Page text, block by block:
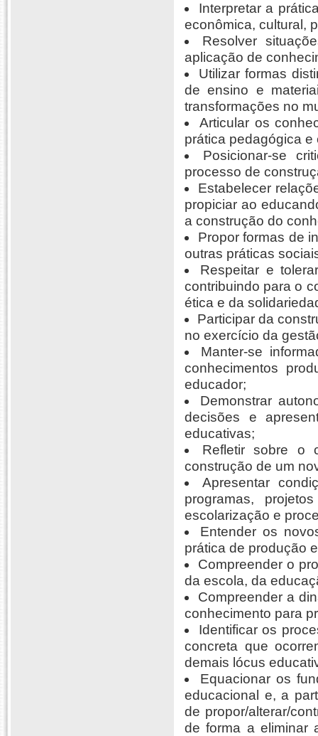
Interpretar a
econômica, cultural,
Resolver
aplicação de
Utilizar formas
de ensino e
transformações no
Articular os
prática pedagógica
Posicionar-se
processo de
Estabelecer
propiciar ao
a construção do
Propor formas de
outras práticas
Respeitar e
contribuindo para o
ética e da
Participar da
no exercício da
Manter-se
conhecimentos
educador;
Demonstrar
decisões e
educativas;
Refletir sobre o
construção de um
Apresentar
programas,
escolarização e
Entender os
prática de produção
Compreender o
da escola, da
Compreender a
conhecimento para
Identificar os
concreta que
demais lócus
Equacionar os
educacional e, a
de propor/alterar/
de forma a eliminar